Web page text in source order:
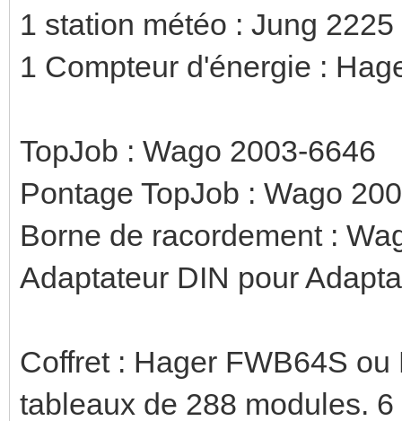
1 station météo : Jung
1 Compteur d'énergie :
TopJob : Wago 2003-6646
Pontage TopJob : Wago
Borne de racordement :
Adaptateur DIN pour
Coffret : Hager FWB64S
tableaux de 288 modules.